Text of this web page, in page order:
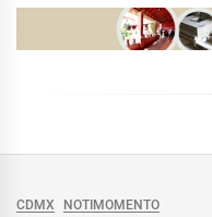
CDMX NOTIMOMENTO